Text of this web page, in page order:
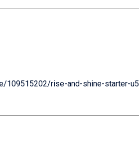
109515202/rise-and-shine-starter-u5